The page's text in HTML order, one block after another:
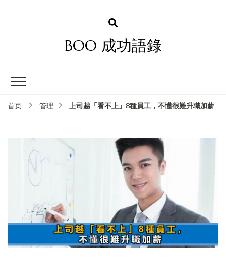
BOO 成功語錄
首页 管理 上司越「看不上」8種員工，不懂很難升職加薪